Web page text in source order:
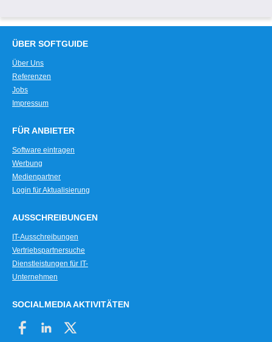
ÜBER SOFTGUIDE
Über Uns
Referenzen
Jobs
Impressum
FÜR ANBIETER
Software eintragen
Werbung
Medienpartner
Login für Aktualisierung
AUSSCHREIBUNGEN
IT-Ausschreibungen
Vertriebspartnersuche
Dienstleistungen für IT-
Unternehmen
SOCIALMEDIA AKTIVITÄTEN